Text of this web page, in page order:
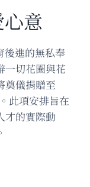
意
進的無私奉
一切花圈與花
奠儀捐贈至
此項安排旨在
才的實際動